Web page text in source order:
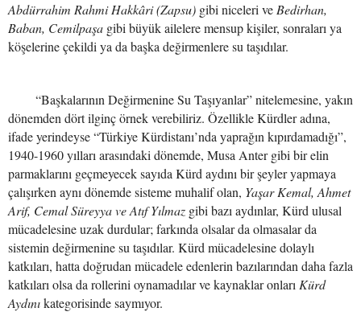
Abdürrahim Rahmi Hakkâri (Zapsu) gibi niceleri ve Bedirhan,
Baban, Cemilpaşa gibi büyük ailelere mensup kişiler, sonraları ya
köşelerine çekildi ya da başka değirmenlere su taşıdılar.
“Başkalarının Değirmenine Su Taşıyanlar” nitelemesine, yakın
dönemden dört ilginç örnek verebiliriz. Özellikle Kürdler adına,
ifade yerindeyse “Türkiye Kürdistanı’nda yaprağın kıpırdamadığı”,
1940-1960 yılları arasındaki dönemde, Musa Anter gibi bir elin
parmaklarını geçmeyecek sayıda Kürd aydını bir şeyler yapmaya
çalışırken aynı dönemde sisteme muhalif olan, Yaşar Kemal, Ahmet
Arif, Cemal Süreyya ve Atıf Yılmaz gibi bazı aydınlar, Kürd ulusal
mücadelesine uzak durdular; farkında olsalar da olmasalar da
sistemin değirmenine su taşıdılar. Kürd mücadelesine dolaylı
katkıları, hatta doğrudan mücadele edenlerin bazılarından daha fazla
katkıları olsa da rollerini oynamadılar ve kaynaklar onları Kürd
Aydınıkategorisinde saymıyor.